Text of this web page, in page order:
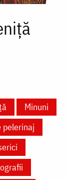
Minuni
pelerinaj